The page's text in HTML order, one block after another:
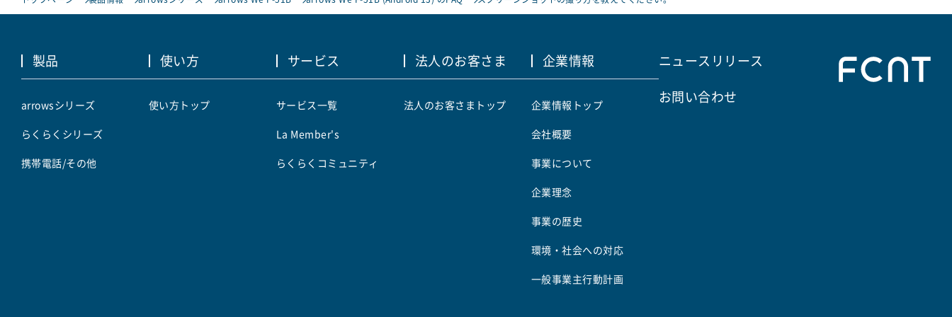
製品
arrowsシリーズ
らくらくシリーズ
携帯電話/その他
使い方
使い方トップ
サービス
サービス一覧
La Member's
らくらくコミュニティ
法人のお客さま
法人のお客さまトップ
企業情報
企業情報トップ
会社概要
事業について
企業理念
事業の歴史
環境・社会への対応
一般事業主行動計画
ニュースリリース
お問い合わせ